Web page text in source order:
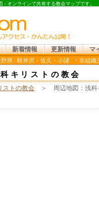
- オンラインで共有する教会マップです。
新着情報 更新情報
マ
県 : 軽井沢・佐久・小諸 非組織
キリストの教会
ストの教会 ＞ 周辺地図：浅科